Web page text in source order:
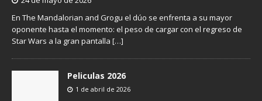
En The Mandalorian and Grogu el dúo se enfrenta a su mayor
oponente hasta el momento: el peso de cargar con el regreso de
Star Wars a la gran pantalla […]
Peliculas 2026
1 de abril de 2026